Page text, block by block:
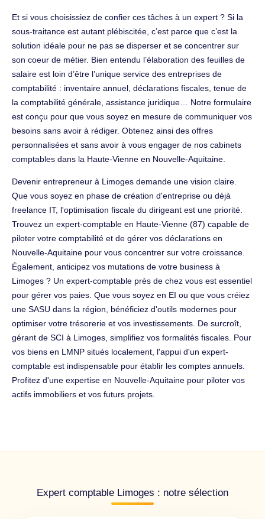
Et si vous choisissiez de confier ces tâches à un expert ? Si la
sous-traitance est autant plébiscitée, c’est parce que c’est la
solution idéale pour ne pas se disperser et se concentrer sur
son coeur de métier. Bien entendu l’élaboration des feuilles de
salaire est loin d’être l’unique service des entreprises de
comptabilité : inventaire annuel, déclarations fiscales, tenue de
la comptabilité générale, assistance juridique… Notre formulaire
est conçu pour que vous soyez en mesure de communiquer vos
besoins sans avoir à rédiger. Obtenez ainsi des offres
personnalisées et sans avoir à vous engager de nos cabinets
comptables dans la Haute-Vienne en Nouvelle-Aquitaine.
Devenir entrepreneur à Limoges demande une vision claire.
Que vous soyez en phase de création d'entreprise ou déjà
freelance IT, l'optimisation fiscale du dirigeant est une priorité.
Trouvez un expert-comptable en Haute-Vienne (87) capable de
piloter votre comptabilité et de gérer vos déclarations en
Nouvelle-Aquitaine pour vous concentrer sur votre croissance.
Également, anticipez vos mutations de votre business à
Limoges ? Un expert-comptable près de chez vous est essentiel
pour gérer vos paies. Que vous soyez en EI ou que vous créiez
une SASU dans la région, bénéficiez d'outils modernes pour
optimiser votre trésorerie et vos investissements. De surcroît,
gérant de SCI à Limoges, simplifiez vos formalités fiscales. Pour
vos biens en LMNP situés localement, l'appui d'un expert-
comptable est indispensable pour établir les comptes annuels.
Profitez d'une expertise en Nouvelle-Aquitaine pour piloter vos
actifs immobiliers et vos futurs projets.
Expert comptable Limoges : notre sélection